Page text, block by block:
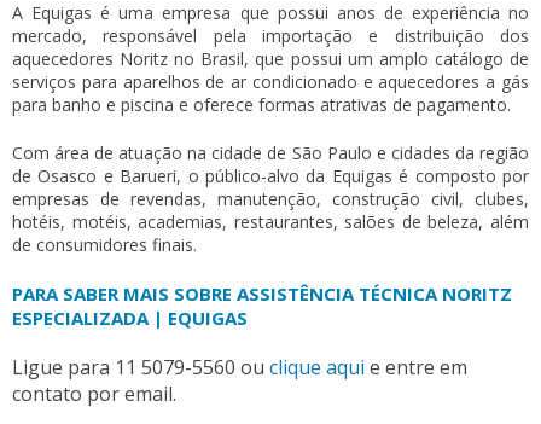
A Equigas é uma empresa que possui anos de experiência no
mercado, responsável pela importação e distribuição dos
aquecedores Noritz no Brasil, que possui um amplo catálogo de
serviços para aparelhos de ar condicionado e aquecedores a gás
para banho e piscina e oferece formas atrativas de pagamento.
Com área de atuação na cidade de São Paulo e cidades da região
de Osasco e Barueri, o público-alvo da Equigas é composto por
empresas de revendas, manutenção, construção civil, clubes,
hotéis, motéis, academias, restaurantes, salões de beleza, além
de consumidores finais.
PARA SABER MAIS SOBRE ASSISTÊNCIA TÉCNICA NORITZ
ESPECIALIZADA | EQUIGAS
Ligue para 11 5079-5560 ou clique aqui e entre em
contato por email.